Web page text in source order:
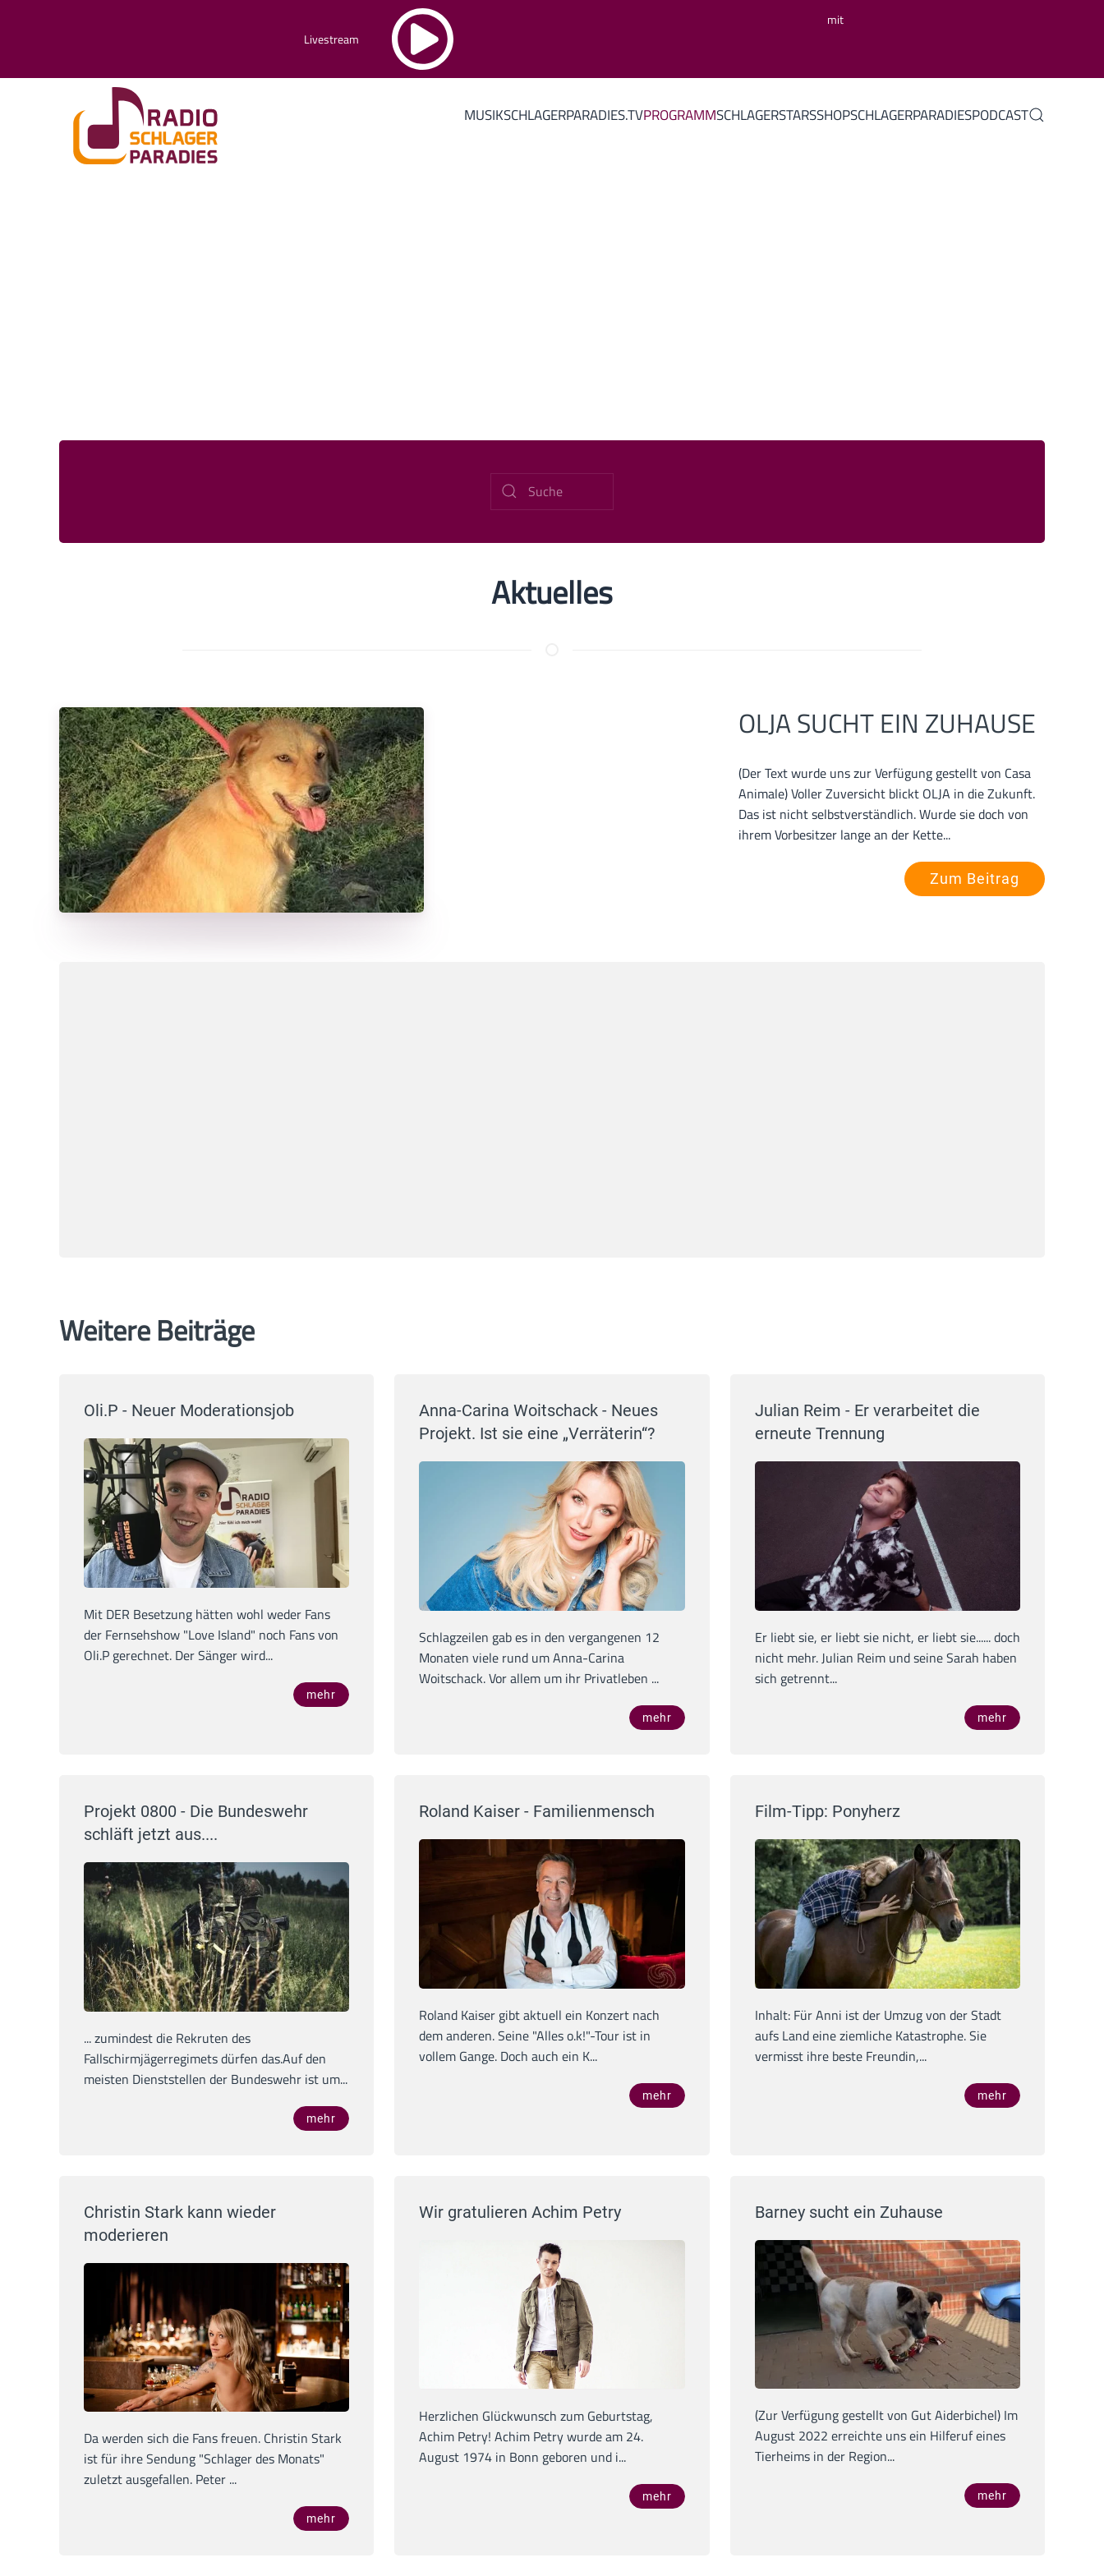
Livestream
mit
MUSIKSCHLAGERPARADIES.TVPROGRAMMSCHLAGERSTARSSHOPSCHLAGERPARADIESPODCAST
Aktuelles
OLJA SUCHT EIN ZUHAUSE
(Der Text wurde uns zur Verfügung gestellt von Casa
Animale) Voller Zuversicht blickt OLJA in die Zukunft.
Das ist nicht selbstverständlich. Wurde sie doch von
ihrem Vorbesitzer lange an der Kette...
Zum Beitrag
Weitere Beiträge
Oli.P - Neuer Moderationsjob
Mit DER Besetzung hätten wohl weder Fans
der Fernsehshow "Love Island" noch Fans von
Oli.P gerechnet. Der Sänger wird...
mehr
Anna-Carina Woitschack - Neues
Projekt. Ist sie eine „Verräterin“?
Schlagzeilen gab es in den vergangenen 12
Monaten viele rund um Anna-Carina
Woitschack. Vor allem um ihr Privatleben ...
mehr
Julian Reim - Er verarbeitet die
erneute Trennung
Er liebt sie, er liebt sie nicht, er liebt sie...... doch
nicht mehr. Julian Reim und seine Sarah haben
sich getrennt...
mehr
Projekt 0800 - Die Bundeswehr
schläft jetzt aus....
... zumindest die Rekruten des
Fallschirmjägerregimets dürfen das.Auf den
meisten Dienststellen der Bundeswehr ist um...
mehr
Roland Kaiser - Familienmensch
Roland Kaiser gibt aktuell ein Konzert nach
dem anderen. Seine "Alles o.k!"-Tour ist in
vollem Gange. Doch auch ein K...
mehr
Film-Tipp: Ponyherz
Inhalt: Für Anni ist der Umzug von der Stadt
aufs Land eine ziemliche Katastrophe. Sie
vermisst ihre beste Freundin,...
mehr
Christin Stark kann wieder
moderieren
Da werden sich die Fans freuen. Christin Stark
ist für ihre Sendung "Schlager des Monats"
zuletzt ausgefallen. Peter ...
mehr
Wir gratulieren Achim Petry
Herzlichen Glückwunsch zum Geburtstag,
Achim Petry! Achim Petry wurde am 24.
August 1974 in Bonn geboren und i...
mehr
Barney sucht ein Zuhause
(Zur Verfügung gestellt von Gut Aiderbichel) Im
August 2022 erreichte uns ein Hilferuf eines
Tierheims in der Region...
mehr